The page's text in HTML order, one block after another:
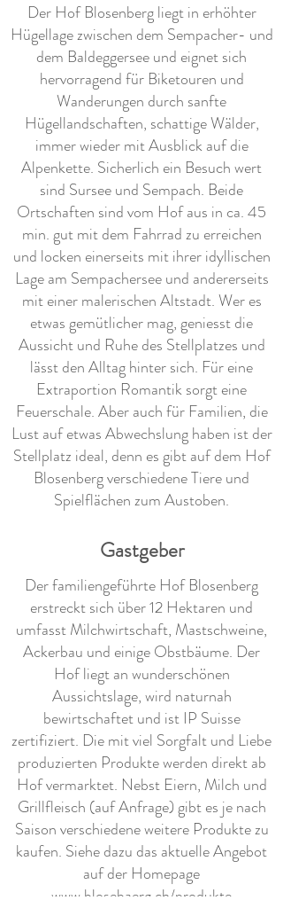
Der Hof Blosenberg liegt in erhöhter
Hügellage zwischen dem Sempacher- und
dem Baldeggersee und eignet sich
hervorragend für Biketouren und
Wanderungen durch sanfte
Hügellandschaften, schattige Wälder,
immer wieder mit Ausblick auf die
Alpenkette. Sicherlich ein Besuch wert
sind Sursee und Sempach. Beide
Ortschaften sind vom Hof aus in ca. 45
min. gut mit dem Fahrrad zu erreichen
und locken einerseits mit ihrer idyllischen
Lage am Sempachersee und andererseits
mit einer malerischen Altstadt. Wer es
etwas gemütlicher mag, geniesst die
Aussicht und Ruhe des Stellplatzes und
lässt den Alltag hinter sich. Für eine
Extraportion Romantik sorgt eine
Feuerschale. Aber auch für Familien, die
Lust auf etwas Abwechslung haben ist der
Stellplatz ideal, denn es gibt auf dem Hof
Blosenberg verschiedene Tiere und
Spielflächen zum Austoben.
Gastgeber
Der familiengeführte Hof Blosenberg
erstreckt sich über 12 Hektaren und
umfasst Milchwirtschaft, Mastschweine,
Ackerbau und einige Obstbäume. Der
Hof liegt an wunderschönen
Aussichtslage, wird naturnah
bewirtschaftet und ist IP Suisse
zertifiziert. Die mit viel Sorgfalt und Liebe
produzierten Produkte werden direkt ab
Hof vermarktet. Nebst Eiern, Milch und
Grillfleisch (auf Anfrage) gibt es je nach
Saison verschiedene weitere Produkte zu
kaufen. Siehe dazu das aktuelle Angebot
auf der Homepage
www.blosebaerg.ch/produkte